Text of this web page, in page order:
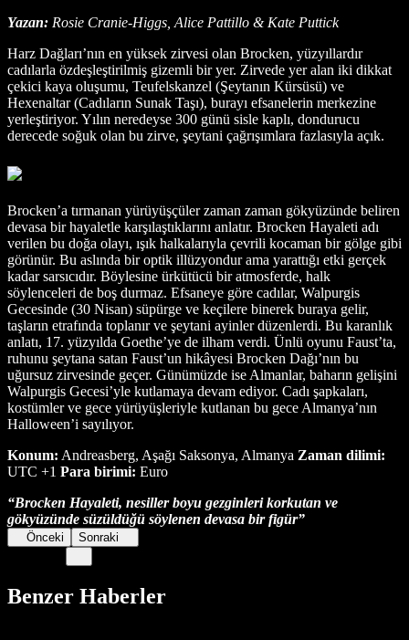
Yazan: Rosie Cranie-Higgs, Alice Pattillo & Kate Puttick
Harz Dağları’nın en yüksek zirvesi olan Brocken, yüzyıllardır
cadılarla özdeşleştirilmiş gizemli bir yer. Zirvede yer alan iki dikkat
çekici kaya oluşumu, Teufelskanzel (Şeytanın Kürsüsü) ve
Hexenaltar (Cadıların Sunak Taşı), burayı efsanelerin merkezine
yerleştiriyor. Yılın neredeyse 300 günü sisle kaplı, dondurucu
derecede soğuk olan bu zirve, şeytani çağrışımlara fazlasıyla açık.
Brocken’a tırmanan yürüyüşçüler zaman zaman gökyüzünde beliren
devasa bir hayaletle karşılaştıklarını anlatır. Brocken Hayaleti adı
verilen bu doğa olayı, ışık halkalarıyla çevrili kocaman bir gölge gibi
görünür. Bu aslında bir optik illüzyondur ama yarattığı etki gerçek
kadar sarsıcıdır. Böylesine ürkütücü bir atmosferde, halk
söylenceleri de boş durmaz. Efsaneye göre cadılar, Walpurgis
Gecesinde (30 Nisan) süpürge ve keçilere binerek buraya gelir,
taşların etrafında toplanır ve şeytani ayinler düzenlerdi. Bu karanlık
anlatı, 17. yüzyılda Goethe’ye de ilham verdi. Ünlü oyunu Faust’ta,
ruhunu şeytana satan Faust’un hikâyesi Brocken Dağı’nın bu
uğursuz zirvesinde geçer. Günümüzde ise Almanlar, baharın gelişini
Walpurgis Gecesi’yle kutlamaya devam ediyor. Cadı şapkaları,
kostümler ve gece yürüyüşleriyle kutlanan bu gece Almanya’nın
Halloween’i sayılıyor.
Konum: Andreasberg, Aşağı Saksonya, Almanya Zaman dilimi:
UTC +1 Para birimi: Euro
“Brocken Hayaleti, nesiller boyu gezginleri korkutan ve
gökyüzünde süzüldüğü söylenen devasa bir figür”
Önceki Sonraki
Benzer Haberler